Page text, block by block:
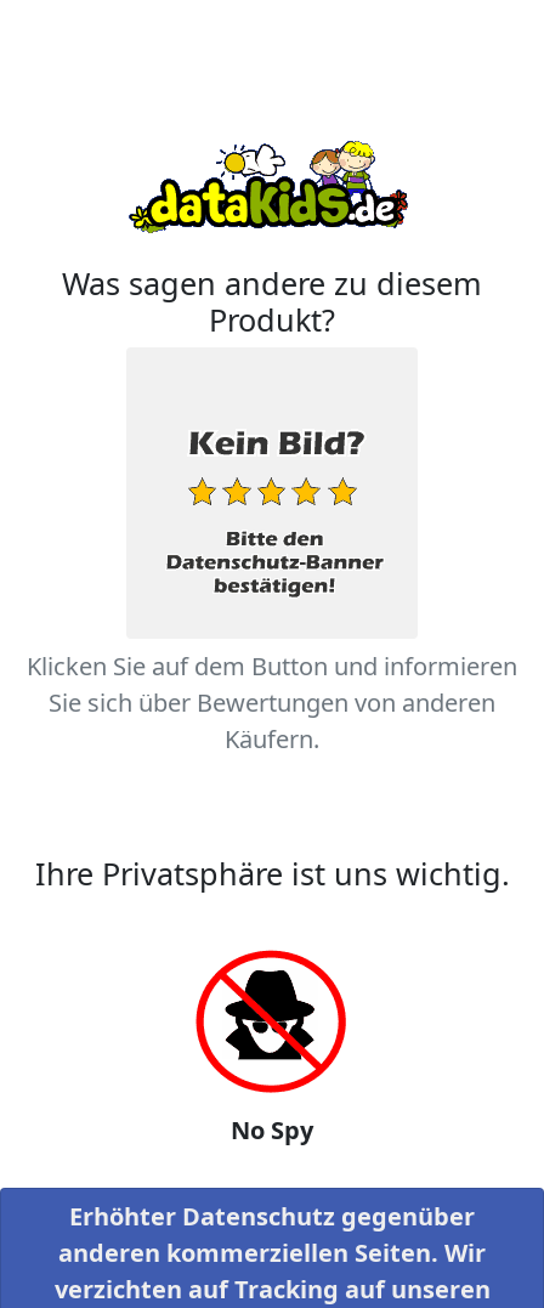
Was sagen andere zu diesem
Produkt?
Klicken Sie auf dem Button und informieren
Sie sich über Bewertungen von anderen
Käufern.
Ihre Privatsphäre ist uns wichtig.
No Spy
Erhöhter Datenschutz gegenüber
anderen kommerziellen Seiten. Wir
verzichten auf Tracking auf unseren